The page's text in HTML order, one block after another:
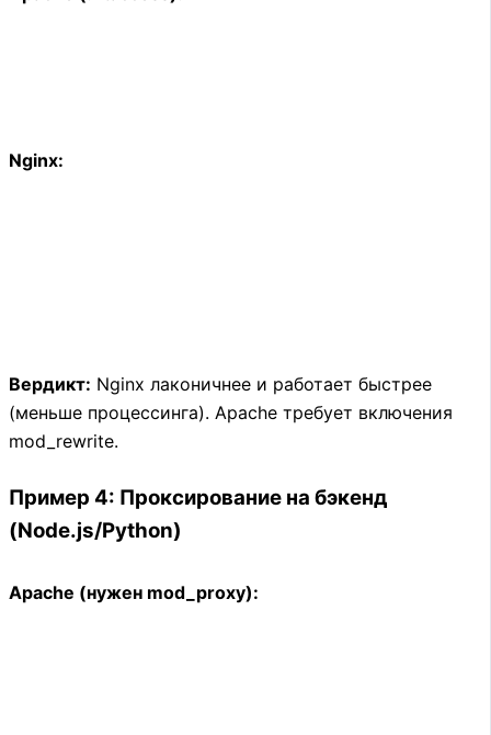
Nginx:
Вердикт: Nginx лаконичнее и работает быстрее
(меньше процессинга). Apache требует включения
mod_rewrite.
Пример 4: Проксирование на бэкенд
(Node.js/Python)
Apache (нужен mod_proxy):